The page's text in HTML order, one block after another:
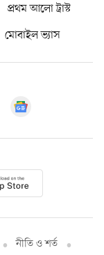
প্রথম আলো ট্রাস্ট
মোবাইল ভ্যাস
নীতি ও শর্ত